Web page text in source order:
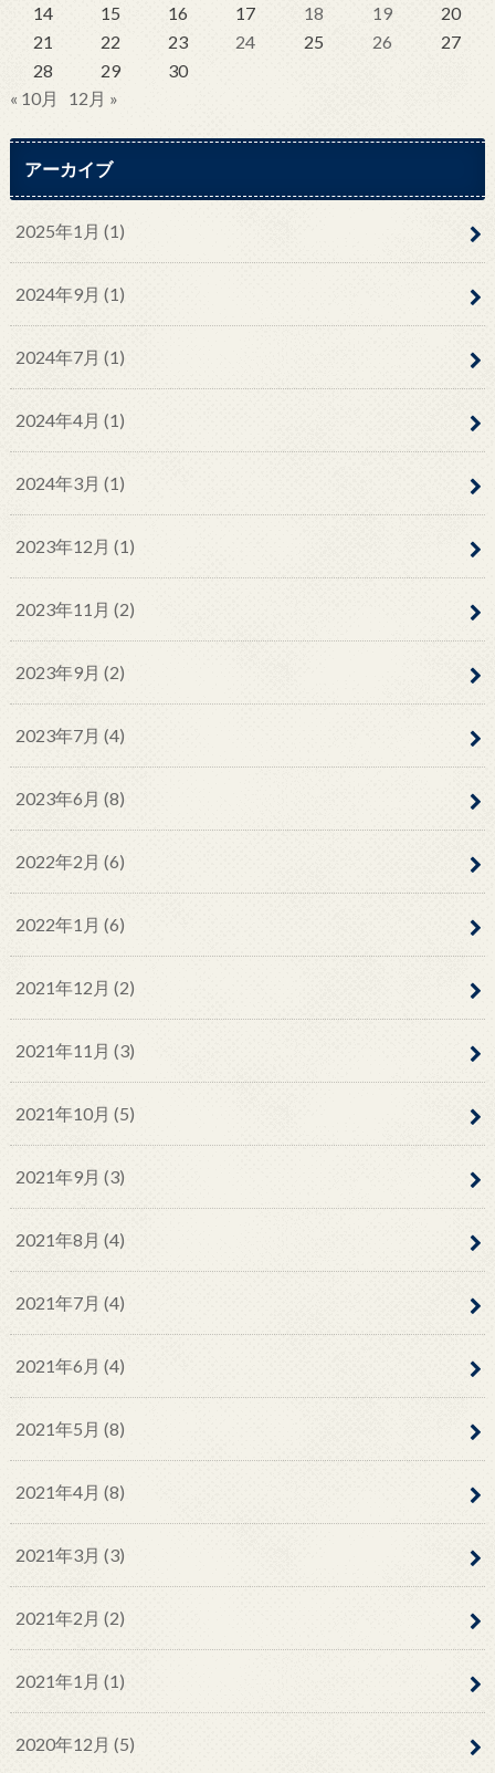
14
15 16 17 18 19
20
21
22 23 24 25 26
27
28
29
30
« 10月
12月 »
アーカイブ
2025年1月 (1)
2024年9月 (1)
2024年7月 (1)
2024年4月 (1)
2024年3月 (1)
2023年12月 (1)
2023年11月 (2)
2023年9月 (2)
2023年7月 (4)
2023年6月 (8)
2022年2月 (6)
2022年1月 (6)
2021年12月 (2)
2021年11月 (3)
2021年10月 (5)
2021年9月 (3)
2021年8月 (4)
2021年7月 (4)
2021年6月 (4)
2021年5月 (8)
2021年4月 (8)
2021年3月 (3)
2021年2月 (2)
2021年1月 (1)
2020年12月 (5)